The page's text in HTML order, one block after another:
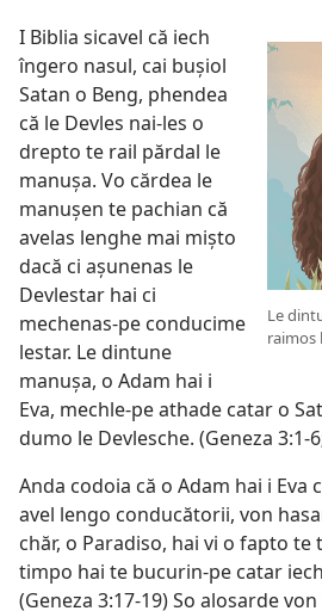
Le
raimos
I Biblia sicavel că iech
îngero nasul, cai bușiol
Satan o Beng, phendea
că le Devles nai-les o
drepto te rail părdal le
manușa. Vo cărdea le
manușen te pachian că
avelas lenghe mai mișto
dacă ci așunenas le
Devlestar hai ci
mechenas-pe conducime
lestar. Le dintune
manușa, o Adam hai i
Eva, mechle-pe athade catar o
dumo le Devlesche. (Geneza 3:1-
Anda codoia că o Adam hai i Eva
avel lengo conducătorii, von
chăr, o Paradiso, hai vi o fapto te
timpo hai te bucurin-pe catar
(Geneza 3:17-19) So alosarde